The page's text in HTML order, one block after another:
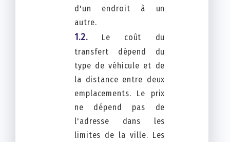
d'un endroit à un
autre.
Le coût du
transfert dépend du
type de véhicule et de
la distance entre deux
emplacements. Le prix
ne dépend pas de
l'adresse dans les
limites de la ville. Les